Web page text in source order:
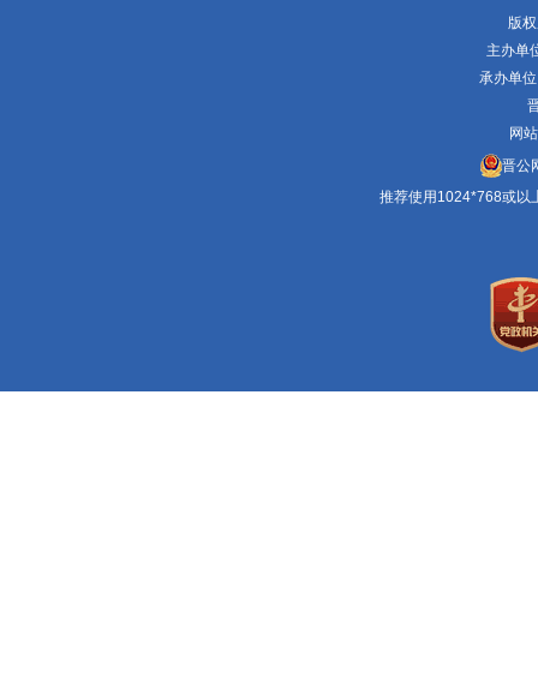
版
主办单
承办单
网
晋公
推荐使用1024*768或以